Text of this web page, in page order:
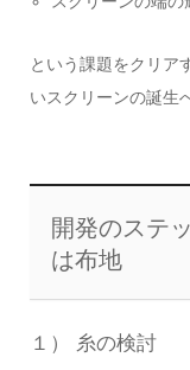
という課題をクリア
いスクリーンの誕生
開発のステ
は布地
１） 糸の検討